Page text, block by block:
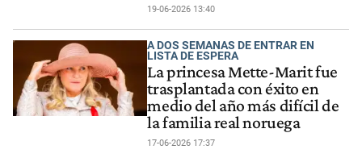
19-06-2026 13:40
A DOS SEMANAS DE ENTRAR EN
LISTA DE ESPERA
La princesa Mette-Marit fue
trasplantada con éxito en
medio del año más difícil de
la familia real noruega
17-06-2026 17:37